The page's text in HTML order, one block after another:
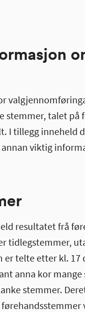
talet på
I tillegg inneheld
viktig
resultatet frå
tidlegstemmer,
telte etter kl. 17
anna kor
stemmer.